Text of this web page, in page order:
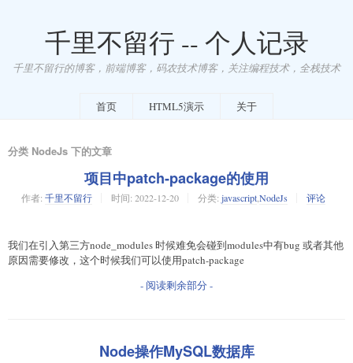
千里不留行 -- 个人记录
千里不留行的博客，前端博客，码农技术博客，关注编程技术，全栈技术
首页 HTML5演示 关于
分类 NodeJs 下的文章
项目中patch-package的使用
作者: 千里不留行 时间: 2022-12-20 分类: javascriptNodeJs 评论
我们在引入第三方node_modules 时候难免会碰到modules中有bug 或者其他
原因需要修改，这个时候我们可以使用patch-package
- 阅读剩余部分 -
Node操作MySQL数据库